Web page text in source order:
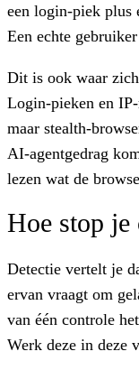
een login-piek plus
Een echte
Dit is ook waar
Login-pieken en
maar stealth-
AI-agentgedrag
lezen wat de
Hoe stop je
Detectie vertelt je
ervan vraagt om
van één controle
Werk deze in deze